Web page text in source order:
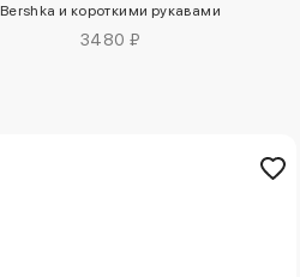
Bershka и короткими рукавами
3480 ₽